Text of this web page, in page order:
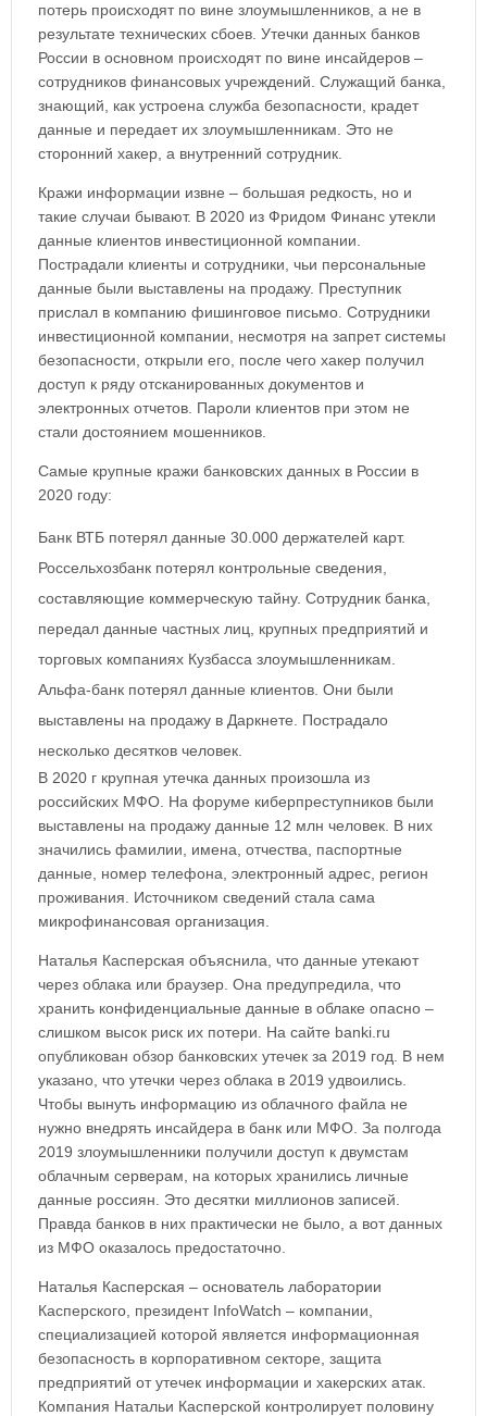
потерь происходят по вине злоумышленников, а не в
результате технических сбоев. Утечки данных банков
России в основном происходят по вине инсайдеров –
сотрудников финансовых учреждений. Служащий банка,
знающий, как устроена служба безопасности, крадет
данные и передает их злоумышленникам. Это не
сторонний хакер, а внутренний сотрудник.
Кражи информации извне – большая редкость, но и
такие случаи бывают. В 2020 из Фридом Финанс утекли
данные клиентов инвестиционной компании.
Пострадали клиенты и сотрудники, чьи персональные
данные были выставлены на продажу. Преступник
прислал в компанию фишинговое письмо. Сотрудники
инвестиционной компании, несмотря на запрет системы
безопасности, открыли его, после чего хакер получил
доступ к ряду отсканированных документов и
электронных отчетов. Пароли клиентов при этом не
стали достоянием мошенников.
Самые крупные кражи банковских данных в России в
2020 году:
Банк ВТБ потерял данные 30.000 держателей карт.
Россельхозбанк потерял контрольные сведения,
составляющие коммерческую тайну. Сотрудник банка,
передал данные частных лиц, крупных предприятий и
торговых компаниях Кузбасса злоумышленникам.
Альфа-банк потерял данные клиентов. Они были
выставлены на продажу в Даркнете. Пострадало
несколько десятков человек.
В 2020 г крупная утечка данных произошла из
российских МФО. На форуме киберпреступников были
выставлены на продажу данные 12 млн человек. В них
значились фамилии, имена, отчества, паспортные
данные, номер телефона, электронный адрес, регион
проживания. Источником сведений стала сама
микрофинансовая организация.
Наталья Касперская объяснила, что данные утекают
через облака или браузер. Она предупредила, что
хранить конфиденциальные данные в облаке опасно –
слишком высок риск их потери. На сайте banki.ru
опубликован обзор банковских утечек за 2019 год. В нем
указано, что утечки через облака в 2019 удвоились.
Чтобы вынуть информацию из облачного файла не
нужно внедрять инсайдера в банк или МФО. За полгода
2019 злоумышленники получили доступ к двумстам
облачным серверам, на которых хранились личные
данные россиян. Это десятки миллионов записей.
Правда банков в них практически не было, а вот данных
из МФО оказалось предостаточно.
Наталья Касперская – основатель лаборатории
Касперского, президент InfoWatch – компании,
специализацией которой является информационная
безопасность в корпоративном секторе, защита
предприятий от утечек информации и хакерских атак.
Компания Натальи Касперской контролирует половину